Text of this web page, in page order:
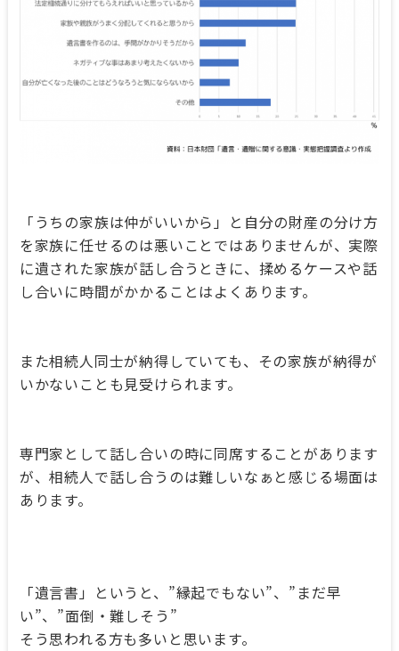
「うちの家族は仲がいいから」と自分の財産の分け方
を家族に任せるのは悪いことではありませんが、実際
に遺された家族が話し合うときに、揉めるケースや話
し合いに時間がかかることはよくあります。
また相続人同士が納得していても、その家族が納得が
いかないことも見受けられます。
専門家として話し合いの時に同席することがあります
が、相続人で話し合うのは難しいなぁと感じる場面は
あります。
「遺言書」というと、”縁起でもない”、”まだ早
い”、”面倒・難しそう”
そう思われる方も多いと思います。